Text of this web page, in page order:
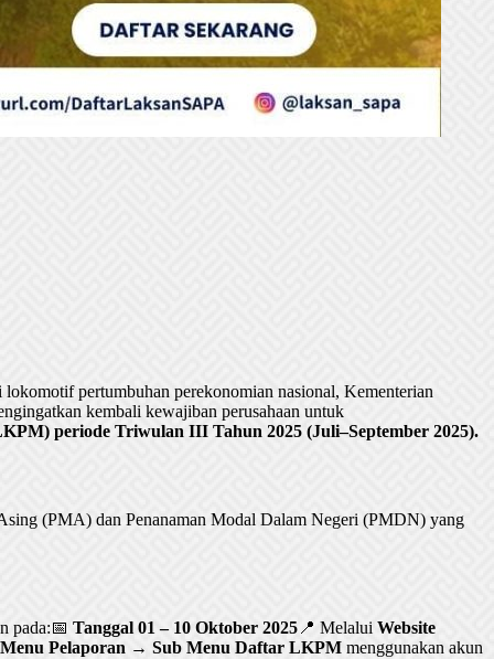
pertumbuhan perekonomian nasional, Kementerian
kembali kewajiban perusahaan untuk
periode Triwulan III Tahun 2025 (Juli–September 2025).
(PMA) dan Penanaman Modal Dalam Negeri (PMDN) yang
pada:📅 Tanggal 01 – 10 Oktober 2025 📍 Melalui Website
Menu Pelaporan → Sub Menu Daftar LKPM menggunakan akun